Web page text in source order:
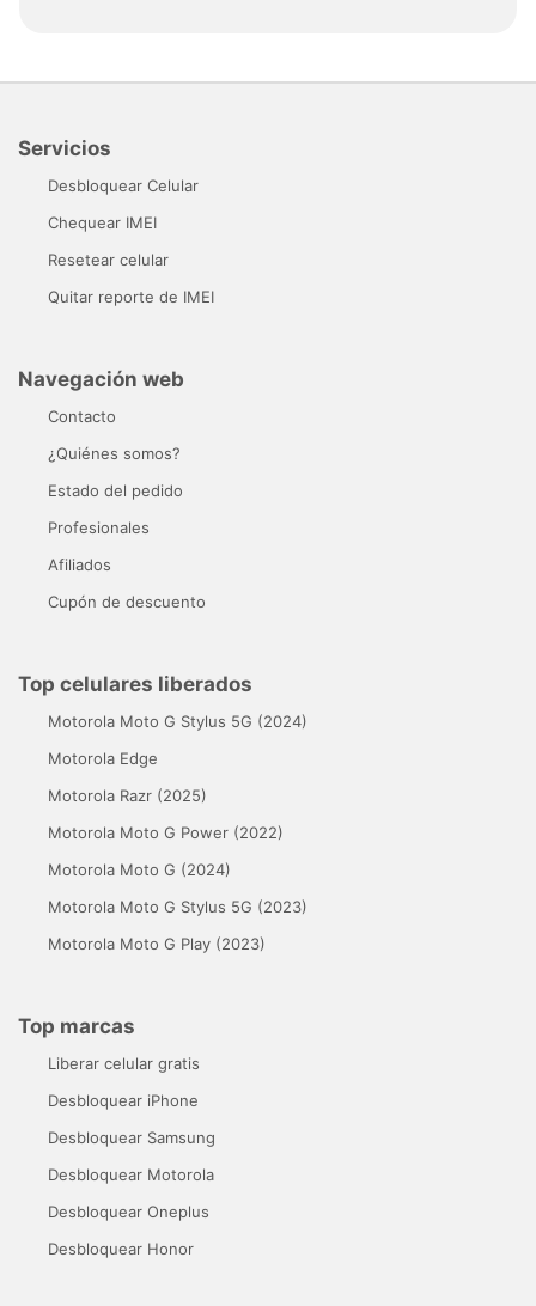
Servicios
Desbloquear Celular
Chequear IMEI
Resetear celular
Quitar reporte de IMEI
Navegación web
Contacto
¿Quiénes somos?
Estado del pedido
Profesionales
Afiliados
Cupón de descuento
Top celulares liberados
Motorola Moto G Stylus 5G (2024)
Motorola Edge
Motorola Razr (2025)
Motorola Moto G Power (2022)
Motorola Moto G (2024)
Motorola Moto G Stylus 5G (2023)
Motorola Moto G Play (2023)
Top marcas
Liberar celular gratis
Desbloquear iPhone
Desbloquear Samsung
Desbloquear Motorola
Desbloquear Oneplus
Desbloquear Honor